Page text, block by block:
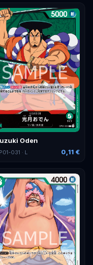
Oden
031 · L 0,11 €